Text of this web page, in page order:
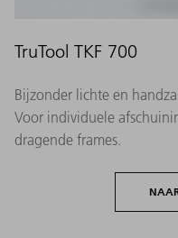
TruTool TKF 700
Bijzonder lichte en
Voor individuele
dragende frames.